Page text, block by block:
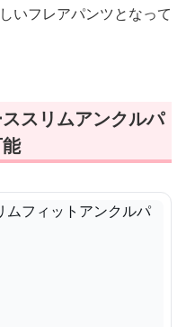
いフレアパンツとなって
スリムアンクルパ